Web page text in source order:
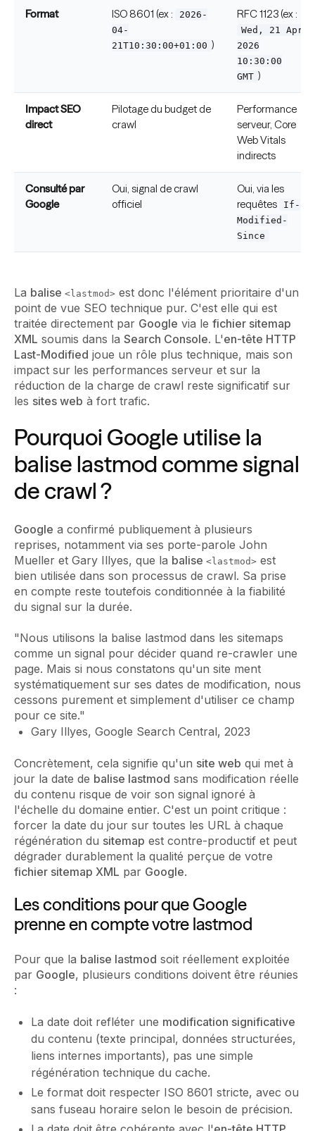
Format ISO 8601 (ex :
2026-
04-
21T10:30:00+01:00 )
RFC 1123 (ex :
Wed, 21 Apr
2026
10:30:00
GMT )
Impact SEO
direct
Pilotage du budget de
crawl
Performance
serveur, Core
Web Vitals
indirects
Consulté par
Google
Oui, signal de crawl
officiel
Oui, via les
requêtes
If-
Modified-
Since
La balise <lastmod> est donc l'élément prioritaire d'un
point de vue SEO technique pur. C'est elle qui est
traitée directement par Google via le fichier sitemap
XML soumis dans la Search Console. L'en-tête HTTP
Last-Modified joue un rôle plus technique, mais son
impact sur les performances serveur et sur la
réduction de la charge de crawl reste significatif sur
les sites web à fort trafic.
Pourquoi Google utilise la
balise lastmod comme signal
de crawl ?
Google a confirmé publiquement à plusieurs
reprises, notamment via ses porte-parole John
Mueller et Gary Illyes, que la balise <lastmod> est
bien utilisée dans son processus de crawl. Sa prise
en compte reste toutefois conditionnée à la fiabilité
du signal sur la durée.
"Nous utilisons la balise lastmod dans les sitemaps
comme un signal pour décider quand re-crawler une
page. Mais si nous constatons qu'un site ment
systématiquement sur ses dates de modification, nous
cessons purement et simplement d'utiliser ce champ
pour ce site."
Gary Illyes, Google Search Central, 2023
Concrètement, cela signifie qu'un site web qui met à
jour la date de balise lastmod sans modification réelle
du contenu risque de voir son signal ignoré à
l'échelle du domaine entier. C'est un point critique :
forcer la date du jour sur toutes les URL à chaque
régénération du sitemap est contre-productif et peut
dégrader durablement la qualité perçue de votre
fichier sitemap XML par Google.
Les conditions pour que Google
prenne en compte votre lastmod
Pour que la balise lastmod soit réellement exploitée
par Google, plusieurs conditions doivent être réunies
:
La date doit refléter une modification significative
du contenu (texte principal, données structurées,
liens internes importants), pas une simple
régénération technique du cache.
Le format doit respecter ISO 8601 stricte, avec ou
sans fuseau horaire selon le besoin de précision.